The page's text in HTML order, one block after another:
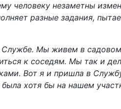
человеку незаметны
разные задания,
Мы живем в
к соседям. Мы так и
Вот я и пришла в
хотя бы на нашем